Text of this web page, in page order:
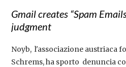
Gmail creates “Spam
judgment
Noyb, l'associazione austriaca
Schrems, ha sporto denuncia